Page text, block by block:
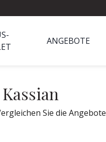
ANGEBOTE
Sie die